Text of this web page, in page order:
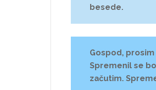
besede.
Gospod,
Spremenil se
začutim.